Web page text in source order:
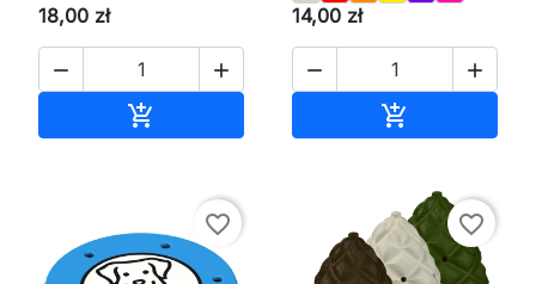
18,00 zł
 

14,00 zł
 

favorite_border favorite_border